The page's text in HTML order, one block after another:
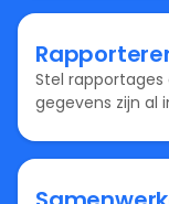
Stel rapportages
gegevens zijn al